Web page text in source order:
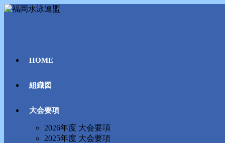
コ
HOME
組織図
大会要項
2026年度 大会要項
2025年度 大会要項